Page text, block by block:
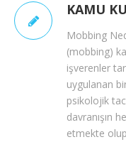
KAMU
Mobbing
(mobbing)
işverenler
uygulanan
psikolojik
davranışın
etmekte